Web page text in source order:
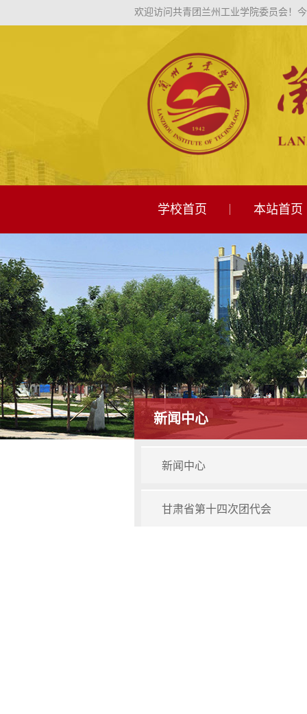
欢迎访问共青团兰州工业学院委员会！
学校首页 本站首页
新闻中心
新闻中心
甘肃省第十四次团代会